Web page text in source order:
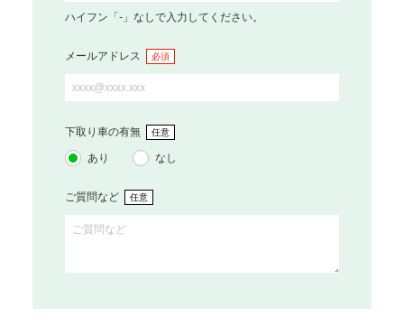
ハイフン「-」なしで入力してください。
メールアドレス 必須
下取り車の有無 任意
あり なし
ご質問など 任意